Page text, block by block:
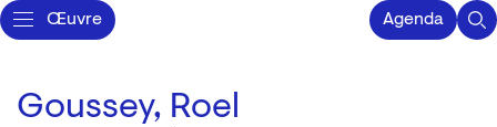
Œuvre Agenda
Goussey, Roel